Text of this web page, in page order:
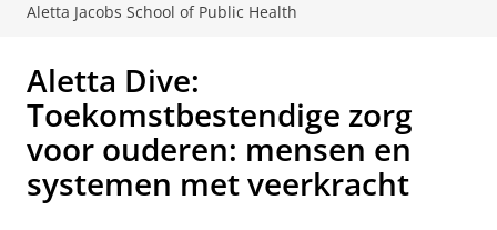
Aletta Jacobs School of Public Health
Aletta Dive:
Toekomstbestendige zorg
voor ouderen: mensen en
systemen met veerkracht